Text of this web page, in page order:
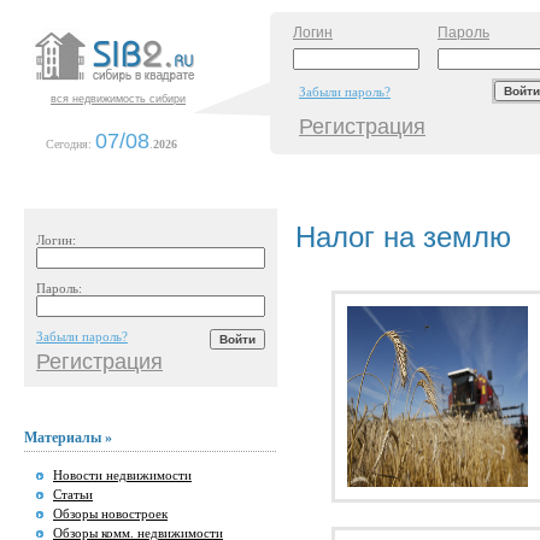
вся недвижимость сибири
Сегодня: 07/08 2026
Логин Пароль
Забыли пароль?
Регистрация
Логин:
Пароль:
Забыли пароль?
Регистрация
Материалы »
Новости недвижимости
Статьи
Обзоры новостроек
Обзоры комм. недвижимости
Налог на землю